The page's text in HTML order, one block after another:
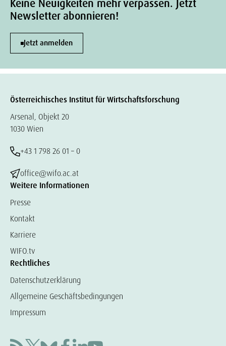
Keine Neuigkeiten mehr verpassen. Jetzt
Newsletter abonnieren!
Jetzt anmelden
Österreichisches Institut für Wirtschaftsforschung
Arsenal, Objekt 20
1030 Wien
+43 1 798 26 01 – 0
office@wifo.ac.at
Weitere Informationen
Presse
Kontakt
Karriere
WIFO.tv
Rechtliches
Datenschutzerklärung
Allgemeine Geschäftsbedingungen
Impressum